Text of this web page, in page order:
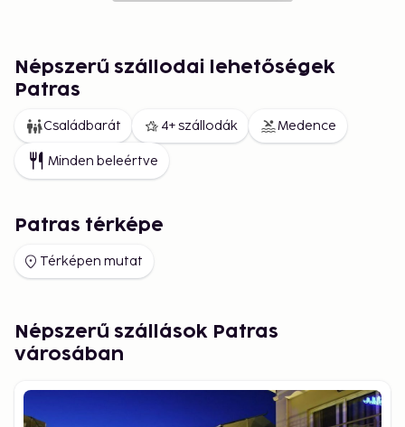
Népszerű szállodai lehetőségek
Patras
Családbarát 4+ szállodák Medence
Minden beleértve
Patras térképe
Térképen mutat
Népszerű szállások Patras
városában